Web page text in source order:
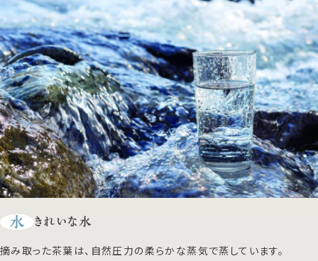
水 きれいな水
摘み取った茶葉は、自然圧力の柔らかな蒸気で蒸しています。